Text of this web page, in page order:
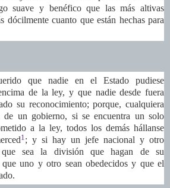
suave y benéfico que las más altivas
dócilmente cuanto que están hechas para
que nadie en el Estado pudiese
de la ley, y que nadie desde fuera
su reconocimiento; porque, cualquiera
de un gobierno, si se encuentra un solo
a la ley, todos los demás hállanse
1 ; y si hay un jefe nacional y otro
que sea la división que hagan de su
uno y otro sean obedecidos y que el